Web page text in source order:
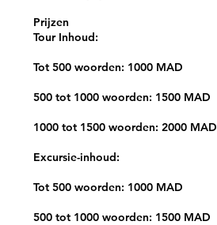
Prijzen
Tour Inhoud:
Tot 500 woorden: 1000 MAD
500 tot 1000 woorden: 1500 MAD
1000 tot 1500 woorden: 2000 MAD
Excursie-inhoud:
Tot 500 woorden: 1000 MAD
500 tot 1000 woorden: 1500 MAD